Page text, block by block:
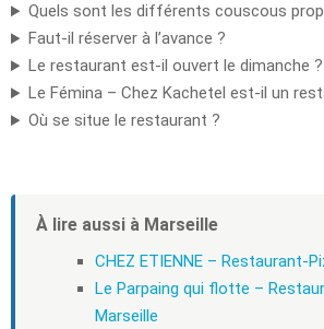
Quels sont les différents couscous
Faut-il réserver à l’avance ?
Le restaurant est-il ouvert le dimanche ?
Le Fémina – Chez Kachetel est-il un
Où se situe le restaurant ?
À lire aussi à Marseille
CHEZ ETIENNE – Restaurant-
Le Parpaing qui flotte –
Marseille